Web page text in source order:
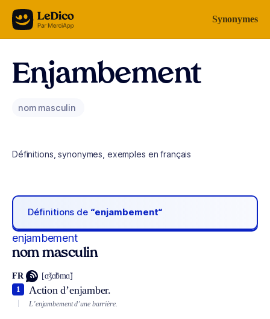
Aller au contenu Synonymes
Enjambement
nom masculin
Définitions, synonymes, exemples en français
Définitions de “enjambement“
enjambement
nom masculin
FR [ɑ̃ʒɑ̃bmɑ̃]
Action d’enjamber.
1
L’enjambement d’une barrière.